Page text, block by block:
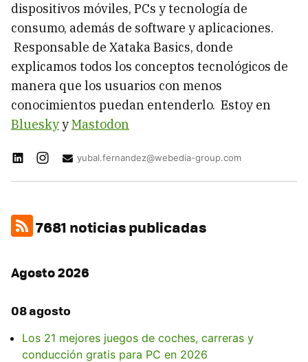
dispositivos móviles, PCs y tecnología de
consumo, además de software y aplicaciones.
Responsable de Xataka Basics, donde
explicamos todos los conceptos tecnológicos de
manera que los usuarios con menos
conocimientos puedan entenderlo. Estoy en
BlueskyyMastodon
yubal.fernandez@webedia-group.com
7681 noticias publicadas
Agosto 2026
08 agosto
Los 21 mejores juegos de coches, carreras y
conducción gratis para PC en 2026